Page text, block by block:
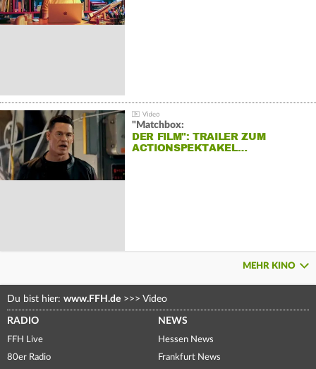
"Matchbox:
DER FILM": TRAILER ZUM
ACTIONSPEKTAKEL…
MEHR KINO
Du bist hier: www.FFH.de >>> Video
RADIO
FFH Live
80er Radio
NEWS
Hessen News
Frankfurt News